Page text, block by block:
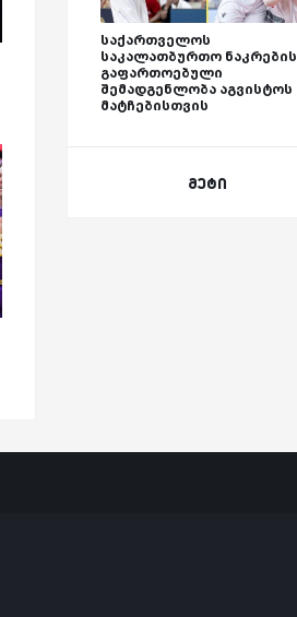
საქართველოს
საკალათბურთო ნაკრების
გაფართოებული
შემადგენლობა აგვისტოს
მატჩებისთვის
მეტი